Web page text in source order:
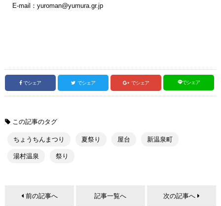
E-mail：yuroman@yumura.gr.jp
でシェア でシェア でシェア でシェア
この記事のタグ
ちょうちんまつり 夏祭り 屋台 新温泉町
湯村温泉 祭り
前の記事へ 記事一覧へ 次の記事へ